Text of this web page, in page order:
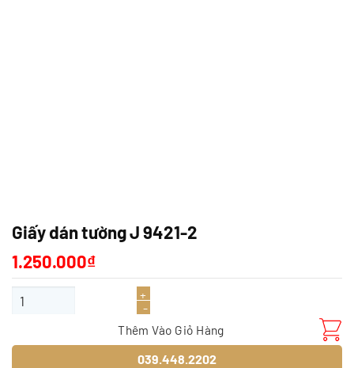
Giấy dán tường J 9421-2
1.250.000₫
Giấy dán tường J 9421-2 số lượng
Thêm Vào Giỏ Hàng
039.448.2202